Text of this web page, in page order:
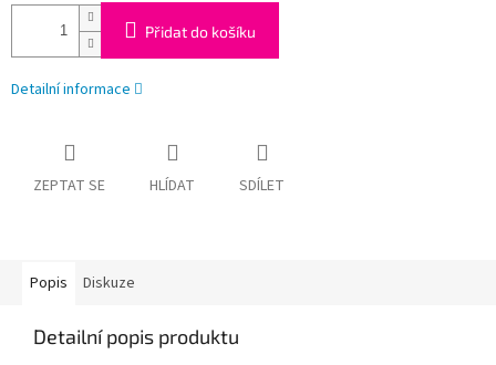
Přidat do košíku
Detailní informace
ZEPTAT SE HLÍDAT SDÍLET
Popis Diskuze
Detailní popis produktu